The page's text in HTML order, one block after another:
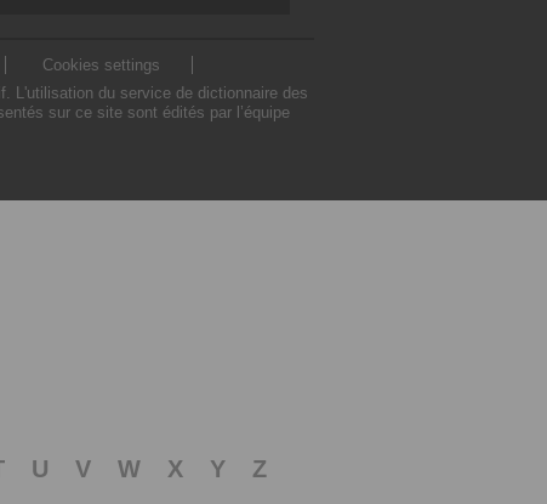
Cookies settings
L'utilisation du service de dictionnaire des
sur ce site sont édités par l’équipe
U V W X Y
Z